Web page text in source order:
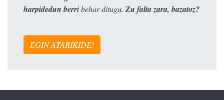
harpidedun berribehar ditugu. Zu falta zara, bazatoz?
EGIN ATARIKIDE!